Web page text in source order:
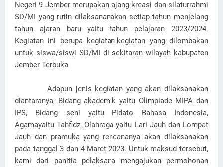
Negeri 9 Jember merupakan ajang kreasi dan silaturrahmi
SD/MI yang rutin dilaksananakan setiap tahun menjelang
tahun ajaran baru yaitu tahun pelajaran 2023/2024.
Kegiatan ini berupa kegiatan-kegiatan yang dilombakan
untuk siswa/siswi SD/MI di sekitaran wilayah kabupaten
Jember Terbuka
Adapun jenis kegiatan yang akan dilaksanakan
diantaranya, Bidang akademik yaitu Olimpiade MIPA dan
IPS, Bidang seni yaitu Pidato Bahasa Indonesia,
Agamayaitu Tahfidz, Olahraga yaitu Lari Jauh dan Lompat
Jauh dan pramuka yang rencananya akan dilaksanakan
pada tanggal 3 dan 4 Maret 2023. Untuk maksud tersebut,
kami dari panitia pelaksana mengajukan permohonan